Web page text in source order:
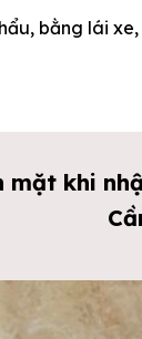
bằng lái xe,
mặt khi